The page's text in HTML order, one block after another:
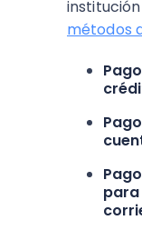
métodos